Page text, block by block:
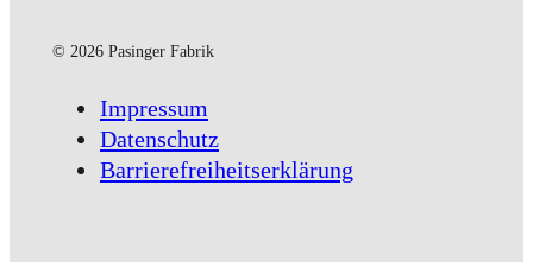
© 2026 Pasinger Fabrik
Impressum
Datenschutz
Barrierefreiheitserklärung